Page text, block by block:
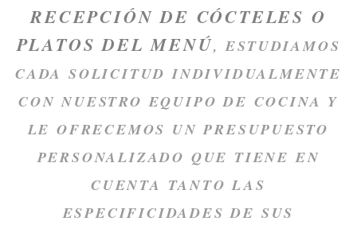
RECEPCIÓN DE CÓCTELES O
PLATOS DEL MENÚ, ESTUDIAMOS
CADA SOLICITUD INDIVIDUALMENTE
CON NUESTRO EQUIPO DE COCINA Y
LE OFRECEMOS UN PRESUPUESTO
PERSONALIZADO QUE TIENE EN
CUENTA TANTO LAS
ESPECIFICIDADES DE SUS